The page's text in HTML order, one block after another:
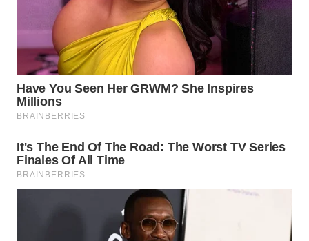
KEPULAUAN
SERIBU
WN
TANGERANG
WN
WN
CIREBON